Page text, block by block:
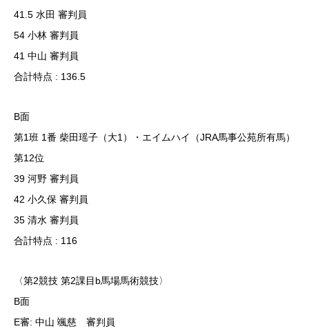
41.5 水田 審判員
54 小林 審判員
41 中山 審判員
合計特点 : 136.5
B面
第1班 1番 柴田瑶子（大1）・エイムハイ（JRA馬事公苑所有馬）
第12位
39 河野 審判員
42 小久保 審判員
35 清水 審判員
合計特点 : 116
〈第2競技 第2課目b馬場馬術競技〉
B面
E審: 中山 颯慈 審判員